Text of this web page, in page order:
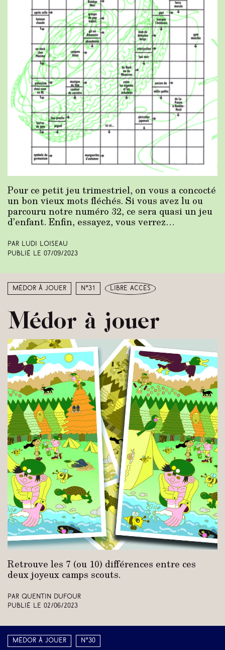
Pour ce petit jeu trimestriel, on vous a concocté
un bon vieux mots fléchés. Si vous avez lu ou
parcouru notre numéro 32, ce sera quasi un jeu
d’enfant. Enfin, essayez, vous verrez…
Par Ludi Loiseau
Publié le 07/09/2023
Médor à jouer N°31 libre accès
Médor à jouer
Retrouve les 7 (ou 10) différences entre ces
deux joyeux camps scouts.
Par Quentin Dufour
Publié le 02/06/2023
Médor à jouer N°30